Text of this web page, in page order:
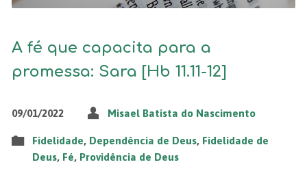
A fé que capacita para a
promessa: Sara [Hb 11.11-12]
09/01/2022 Misael Batista do Nascimento
Fidelidade, Dependência de Deus, Fidelidade de
Deus, Fé, Providência de Deus